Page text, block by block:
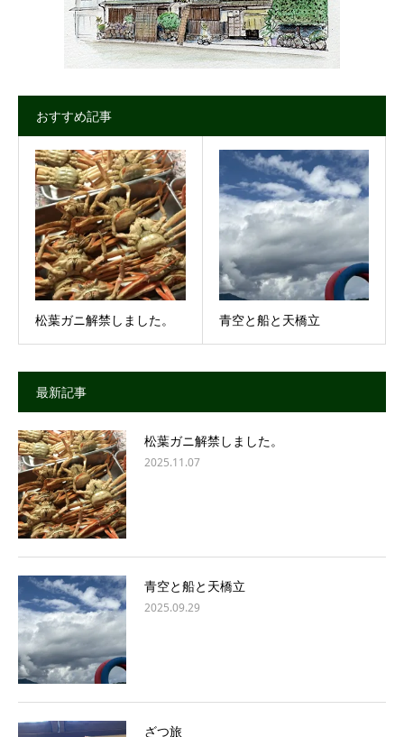
おすすめ記事
松葉ガニ解禁しました。 青空と船と天橋立
最新記事
松葉ガニ解禁しました。
2025.11.07
青空と船と天橋立
2025.09.29
ざつ旅